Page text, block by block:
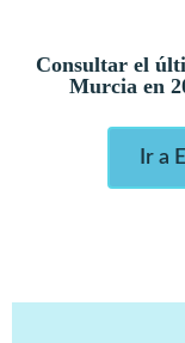
Consultar el
Murcia en
Ir a